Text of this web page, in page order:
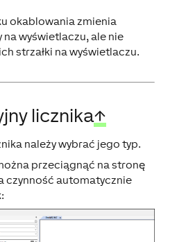
okablowania zmienia
na wyświetlaczu, ale nie
strzałki na wyświetlaczu.
licznika↑
należy wybrać jego typ.
przeciągnąć na stronę
czynność automatycznie